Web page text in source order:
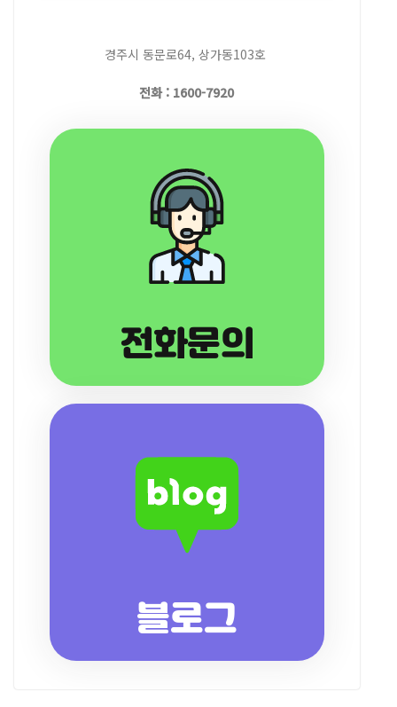
경주시 동문로64, 상가동103호
전화 : 1600-7920
전화문의
블로그